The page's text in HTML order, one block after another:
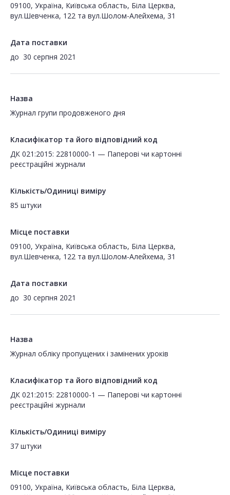
09100, Україна, Київська область, Біла Церква,
вул.Шевченка, 122 та вул.Шолом-Алейхема, 31
Дата поставки
до 30 серпня 2021
Назва
Журнал групи продовженого дня
Класифікатор та його відповідний код
ДК 021:2015: 22810000-1 — Паперові чи картонні
реєстраційні журнали
Кількість/Одиниці виміру
85 штуки
Місце поставки
09100, Україна, Київська область, Біла Церква,
вул.Шевченка, 122 та вул.Шолом-Алейхема, 31
Дата поставки
до 30 серпня 2021
Назва
Журнал обліку пропущених і замінених уроків
Класифікатор та його відповідний код
ДК 021:2015: 22810000-1 — Паперові чи картонні
реєстраційні журнали
Кількість/Одиниці виміру
37 штуки
Місце поставки
09100, Україна, Київська область, Біла Церква,